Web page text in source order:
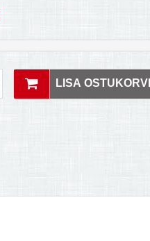
LISA OSTUKORVI